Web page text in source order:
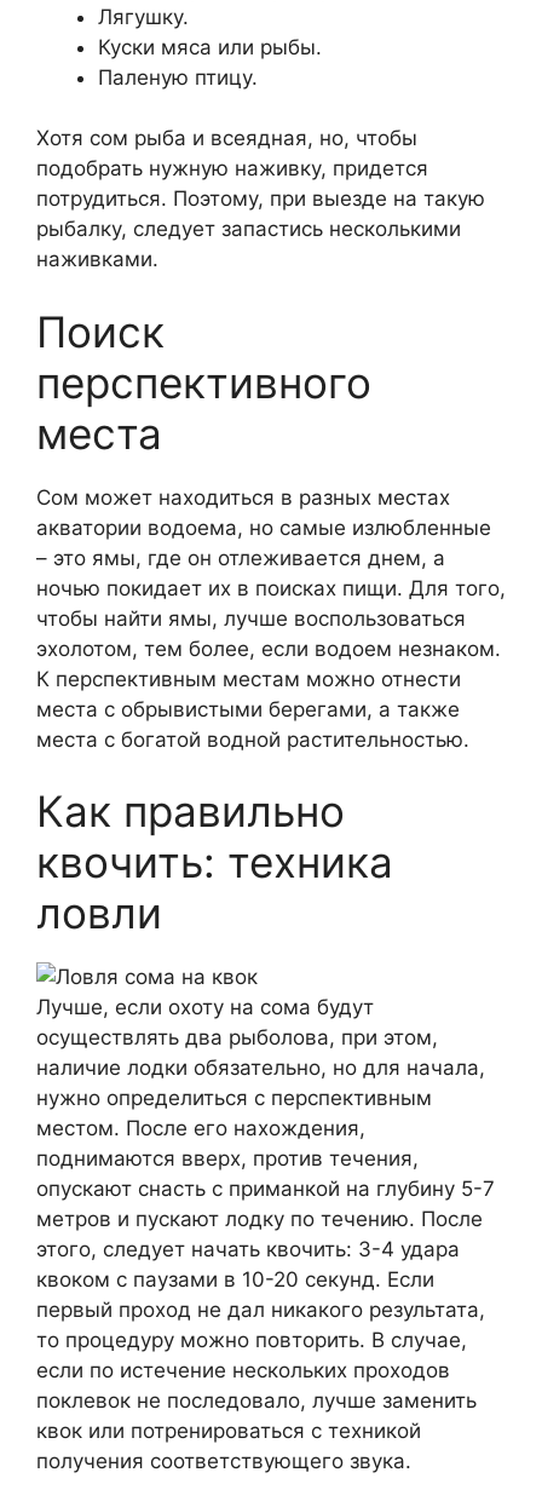
Лягушку.
Куски мяса или рыбы.
Паленую птицу.
Хотя сом рыба и всеядная, но, чтобы
подобрать нужную наживку, придется
потрудиться. Поэтому, при выезде на такую
рыбалку, следует запастись несколькими
наживками.
Поиск
перспективного
места
Сом может находиться в разных местах
акватории водоема, но самые излюбленные
– это ямы, где он отлеживается днем, а
ночью покидает их в поисках пищи. Для того,
чтобы найти ямы, лучше воспользоваться
эхолотом, тем более, если водоем незнаком.
К перспективным местам можно отнести
места с обрывистыми берегами, а также
места с богатой водной растительностью.
Как правильно
квочить: техника
ловли
Лучше, если охоту на сома будут
осуществлять два рыболова, при этом,
наличие лодки обязательно, но для начала,
нужно определиться с перспективным
местом. После его нахождения,
поднимаются вверх, против течения,
опускают снасть с приманкой на глубину 5-7
метров и пускают лодку по течению. После
этого, следует начать квочить: 3-4 удара
квоком с паузами в 10-20 секунд. Если
первый проход не дал никакого результата,
то процедуру можно повторить. В случае,
если по истечение нескольких проходов
поклевок не последовало, лучше заменить
квок или потренироваться с техникой
получения соответствующего звука.